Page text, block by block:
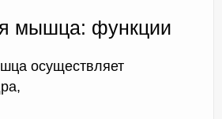
мышца: функции
осуществляет